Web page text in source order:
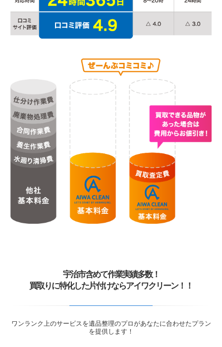
宇治市含めて作業実績多数！
買取りに特化した片付けならアイワクリーン！！
ワンランク上のサービスを遺品整理のプロがあなたに合わせたプラン
を提供します！